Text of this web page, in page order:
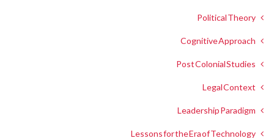
Political Theory
Cognitive Approach
Post Colonial Studies
Legal Context
Leadership Paradigm
Lessons for the Era of Technology